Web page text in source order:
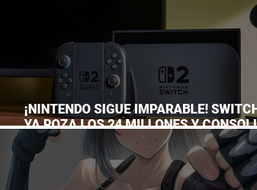
¡NINTENDO SIGUE IMPARABLE! SWITCH
YA ROZA LOS 24 MILLONES Y
EL DOMINIO DE LA GRAN N